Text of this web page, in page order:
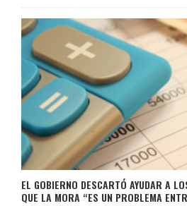
EL GOBIERNO DESCARTÓ AYUDAR A
QUE LA MORA “ES UN PROBLEMA